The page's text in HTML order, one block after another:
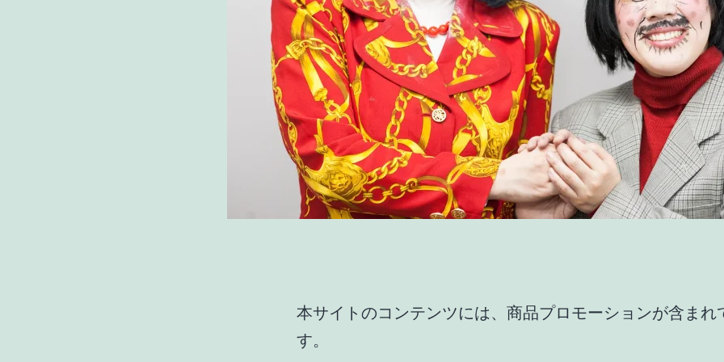
本サイトのコンテンツには、商品プロモーションが含まれ
す。